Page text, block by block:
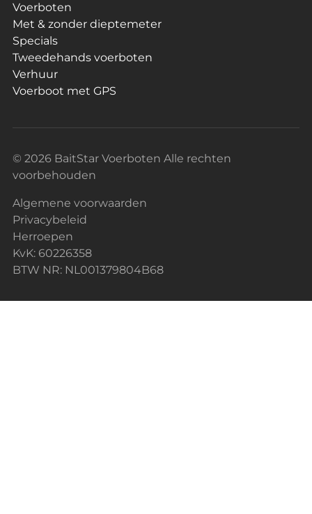
Voerboten
Met & zonder dieptemeter
Specials
Tweedehands voerboten
Verhuur
Voerboot met GPS
© 2026 BaitStar Voerboten Alle rechten
voorbehouden
Algemene voorwaarden
Privacybeleid
Herroepen
KvK: 60226358
BTW NR: NL001379804B68